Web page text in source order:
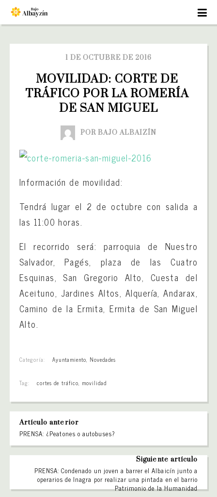
1 DE OCTUBRE DE 2016
MOVILIDAD: CORTE DE
TRÁFICO POR LA ROMERÍA
DE SAN MIGUEL
POR BAJO ALBAIZÍN
Información de movilidad:
Tendrá lugar el 2 de octubre con salida a
las 11:00 horas.
El recorrido será: parroquia de Nuestro
Salvador, Pagés, plaza de las Cuatro
Esquinas, San Gregorio Alto, Cuesta del
Aceituno, Jardines Altos, Alquería, Andarax,
Camino de la Ermita, Ermita de San Miguel
Alto.
Categoría: Ayuntamiento, Novedades
Tag: cortes de tráfico, movilidad
Artículo anterior
PRENSA: ¿Peatones o autobuses?
Siguiente artículo
PRENSA: Condenado un joven a barrer el Albaicín junto a
operarios de Inagra por realizar una pintada en el barrio
Patrimonio de la Humanidad